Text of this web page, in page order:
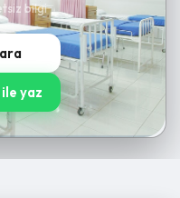
bilgi
yaz